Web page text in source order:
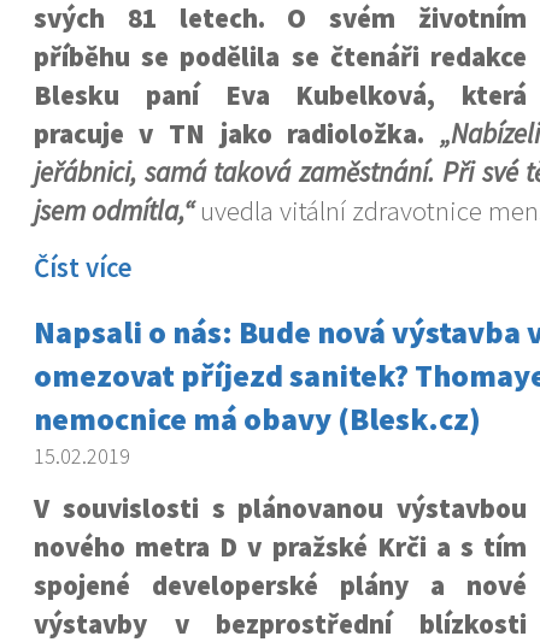
svých 81 letech. O svém životním
příběhu se podělila se čtenáři redakce
Blesku paní Eva Kubelková, která
pracuje v TN jako radioložka.
jeřábnici, samá taková zaměstnání. Při své
jsem odmítla,“uvedla vitální zdravotnice
Číst více
Napsali o nás: Bude nová výstavba
omezovat příjezd sanitek?
nemocnice má obavy (Blesk.cz)
15.02.2019
V souvislosti s plánovanou výstavbou
nového metra D v pražské Krči a s tím
spojené developerské plány a nové
výstavby v bezprostřední blízkosti